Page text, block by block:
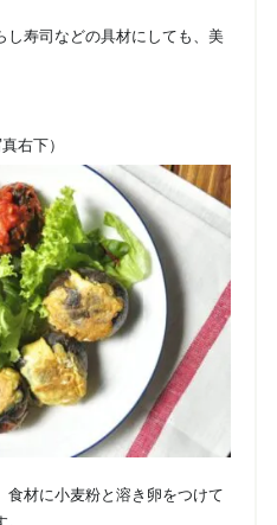
し寿司などの具材にしても、美
右下）
食材に小麦粉と溶き卵をつけて